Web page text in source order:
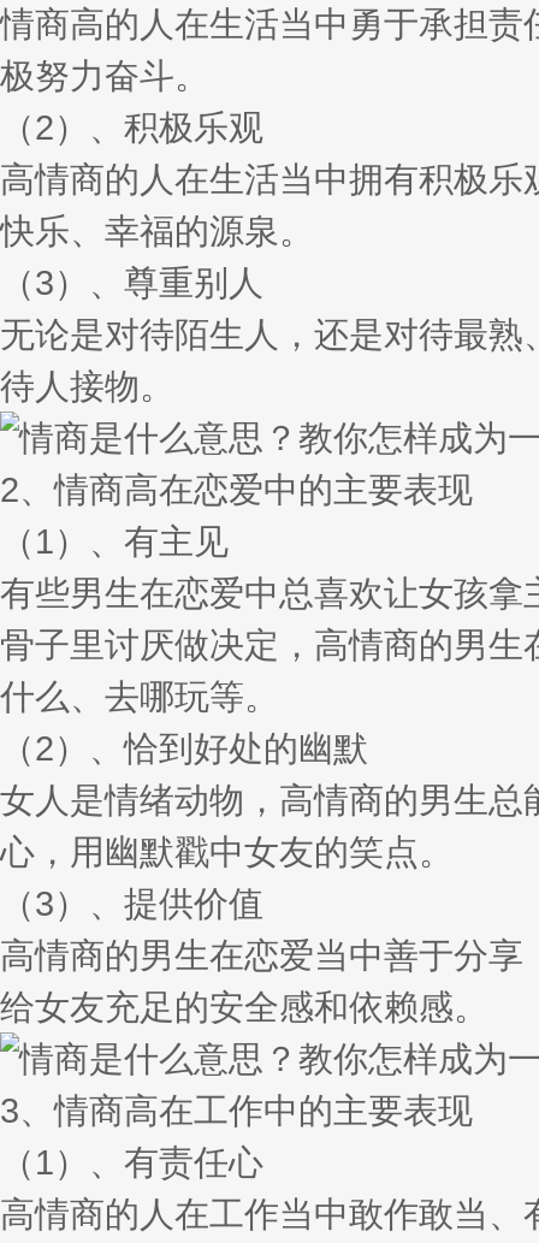
情商高的人在生活当中勇于承担
极努力奋斗。
（2）、积极乐观
高情商的人在生活当中拥有积极
快乐、幸福的源泉。
（3）、尊重别人
无论是对待陌生人，还是对待最
待人接物。
2、情商高在恋爱中的主要表现
（1）、有主见
有些男生在恋爱中总喜欢让女孩
骨子里讨厌做决定，高情商的男
什么、去哪玩等。
（2）、恰到好处的幽默
女人是情绪动物，高情商的男生
心，用幽默戳中女友的笑点。
（3）、提供价值
高情商的男生在恋爱当中善于分
给女友充足的安全感和依赖感。
3、情商高在工作中的主要表现
（1）、有责任心
高情商的人在工作当中敢作敢当